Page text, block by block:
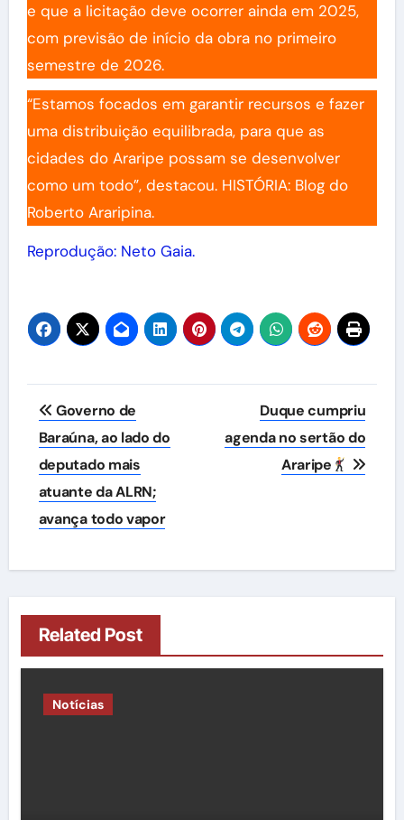
e que a licitação deve ocorrer ainda em 2025,
com previsão de início da obra no primeiro
semestre de 2026.
“Estamos focados em garantir recursos e fazer
uma distribuição equilibrada, para que as
cidades do Araripe possam se desenvolver
como um todo”, destacou. HISTÓRIA: Blog do
Roberto Araripina.
Reprodução: Neto Gaia.
Navegação
de
Post
Governo de
Baraúna, ao lado do
deputado mais
atuante da ALRN;
avança todo vapor
Duque cumpriu
agenda no sertão do
Araripe
Related Post
Notícias